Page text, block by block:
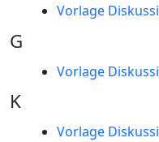
Vorlage
G
Vorlage
K
Vorlage